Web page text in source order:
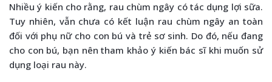
Nhiều ý kiến cho rằng, rau chùm ngây có tác dụng lợi sữa.
Tuy nhiên, vẫn chưa có kết luận rau chùm ngây an toàn
đối với phụ nữ cho con bú và trẻ sơ sinh. Do đó, nếu đang
cho con bú, bạn nên tham khảo ý kiến bác sĩ khi muốn sử
dụng loại rau này.